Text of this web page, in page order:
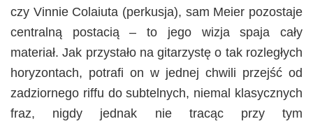
czy Vinnie Colaiuta (perkusja), sam Meier pozostaje
centralną postacią – to jego wizja spaja cały
materiał. Jak przystało na gitarzystę o tak rozległych
horyzontach, potrafi on w jednej chwili przejść od
zadziornego riffu do subtelnych, niemal klasycznych
fraz, nigdy jednak nie tracąc przy tym